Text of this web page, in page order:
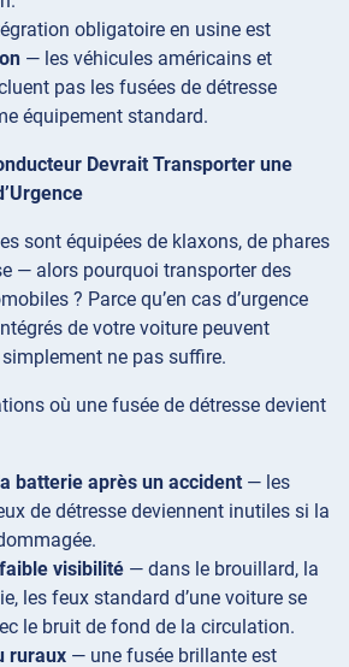
obligatoire en usine est
— les véhicules américains et
pas les fusées de détresse
équipement standard.
Devrait Transporter une
sont équipées de klaxons, de phares
— alors pourquoi transporter des
? Parce qu’en cas d’urgence
de votre voiture peuvent
ne pas suffire.
où une fusée de détresse devient
batterie après un accident — les
de détresse deviennent inutiles si la
visibilité — dans le brouillard, la
les feux standard d’une voiture se
le bruit de fond de la circulation.
ruraux — une fusée brillante est